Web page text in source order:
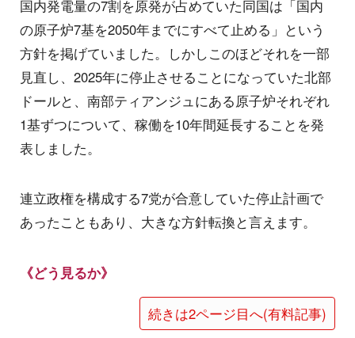
国内発電量の7割を原発が占めていた同国は「国内
の原子炉7基を2050年までにすべて止める」という
方針を掲げていました。しかしこのほどそれを一部
見直し、2025年に停止させることになっていた北部
ドールと、南部ティアンジュにある原子炉それぞれ
1基ずつについて、稼働を10年間延長することを発
表しました。
連立政権を構成する7党が合意していた停止計画で
あったこともあり、大きな方針転換と言えます。
《どう見るか》
続きは2ページ目へ(有料記事)